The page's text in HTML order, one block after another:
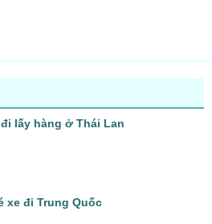
lấy hàng ở Thái Lan
xe đi Trung Quốc